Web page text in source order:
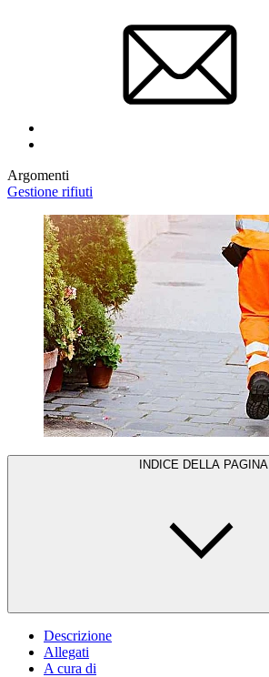
Argomenti
Gestione rifiuti
INDICE DELLA PAGINA
Descrizione
Allegati
A cura di